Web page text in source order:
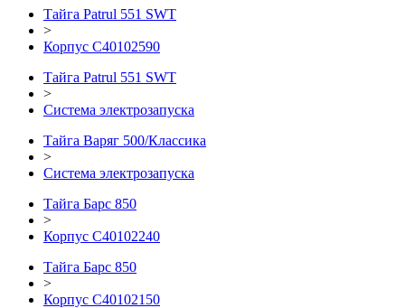
Тайга Patrul 551 SWT
>
Корпус С40102590
Тайга Patrul 551 SWT
>
Система электрозапуска
Тайга Варяг 500/Классика
>
Система электрозапуска
Тайга Барс 850
>
Корпус C40102240
Тайга Барс 850
>
Корпус С40102150